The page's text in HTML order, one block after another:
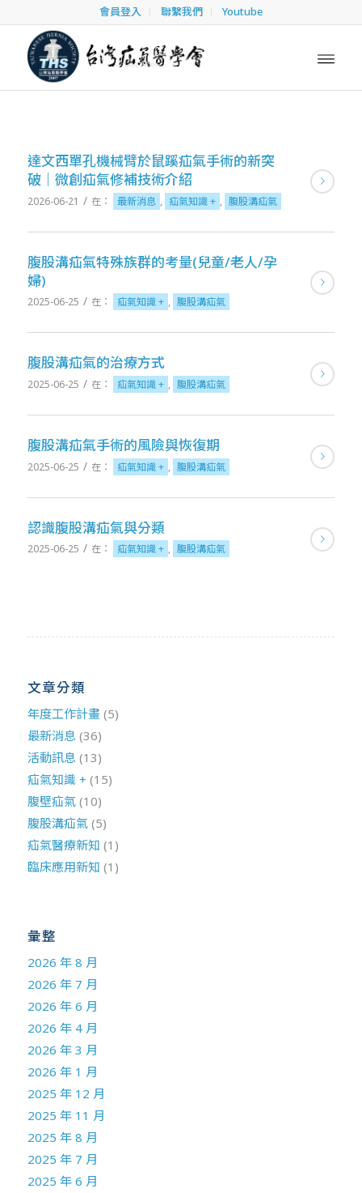
會員登入 聯繫我們 Youtube
達文西單孔機械臂於鼠蹊疝氣手術的新突
破｜微創疝氣修補技術介紹
2026-06-21 / 在： 最新消息 , 疝氣知識 + , 腹股溝疝氣
腹股溝疝氣特殊族群的考量(兒童/老人/孕
婦)
2025-06-25 / 在： 疝氣知識 + , 腹股溝疝氣
腹股溝疝氣的治療方式
2025-06-25 / 在： 疝氣知識 + , 腹股溝疝氣
腹股溝疝氣手術的風險與恢復期
2025-06-25 / 在： 疝氣知識 + , 腹股溝疝氣
認識腹股溝疝氣與分類
2025-06-25 / 在： 疝氣知識 + , 腹股溝疝氣
文章分類
年度工作計畫(5)
最新消息 (36)
活動訊息 (13)
疝氣知識 + (15)
腹壁疝氣(10)
腹股溝疝氣(5)
疝氣醫療新知 (1)
臨床應用新知 (1)
彙整
2026 年 8 月
2026 年 7 月
2026 年 6 月
2026 年 4 月
2026 年 3 月
2026 年 1 月
2025 年 12 月
2025 年 11 月
2025 年 8 月
2025 年 7 月
2025 年 6 月